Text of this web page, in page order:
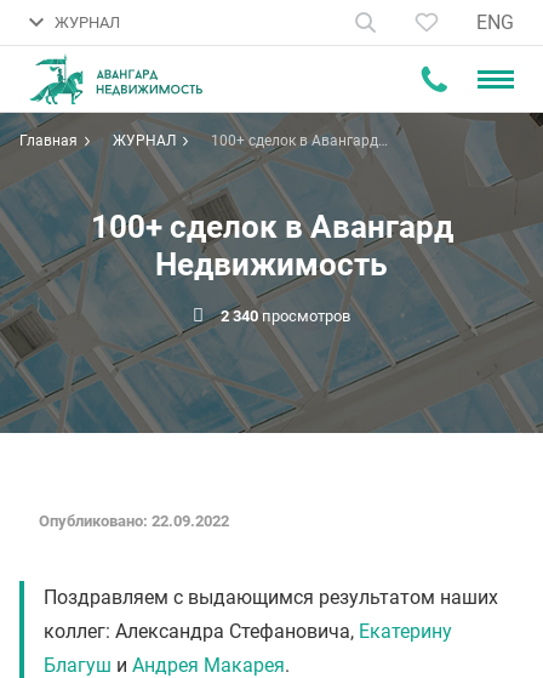
ЖУРНАЛ ENG
Главная ЖУРНАЛ
100+ сделок в Авангард
Недвижимость
100+ сделок в Авангард
Недвижимость
2 340 просмотров
Опубликовано: 22.09.2022
Поздравляем с выдающимся результатом наших
коллег: Александра Стефановича, Екатерину
Благуш и Андрея Макарея.